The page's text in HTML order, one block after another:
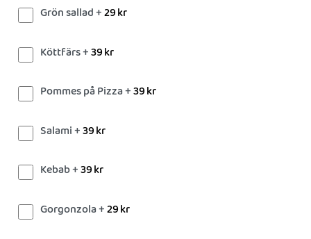
Grön sallad +29kr
Köttfärs +39kr
Pommes på Pizza +39kr
Salami +39kr
Kebab +39kr
Gorgonzola +29kr